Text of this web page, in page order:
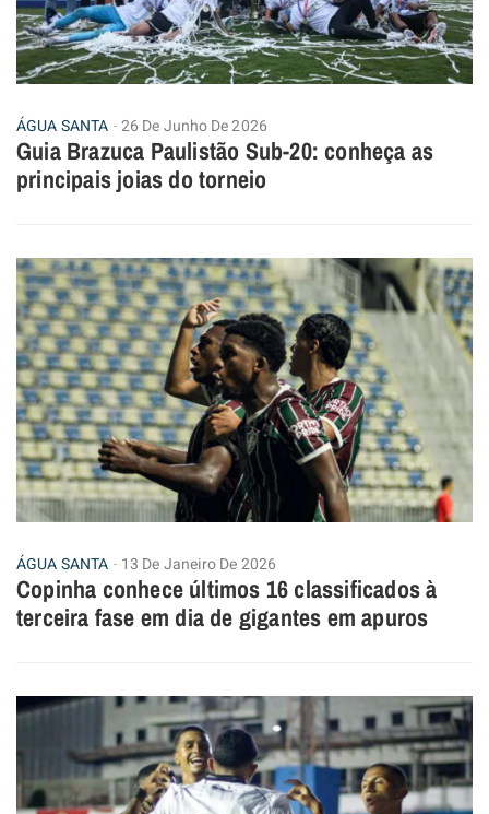
ÁGUA SANTA 26 De Junho De 2026
Guia Brazuca Paulistão Sub-20: conheça as
principais joias do torneio
ÁGUA SANTA 13 De Janeiro De 2026
Copinha conhece últimos 16 classificados à
terceira fase em dia de gigantes em apuros